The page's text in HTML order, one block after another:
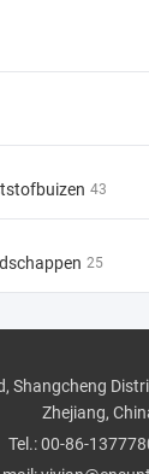
43
25
Shangcheng
Zhejiang,
Tel.:00-86-